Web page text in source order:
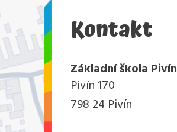
Kontakt
Základní škola Pivín
Pivín 170
798 24 Pivín